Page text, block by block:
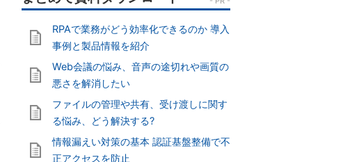
RPAで業務がどう効率化できるのか 導入
事例と製品情報を紹介
Web会議の悩み、音声の途切れや画質の
悪さを解消したい
ファイルの管理や共有、受け渡しに関す
る悩み、どう解決する?
情報漏えい対策の基本 認証基盤整備で不
正アクセスを防止